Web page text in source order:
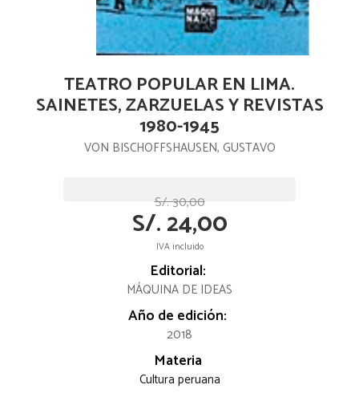
TEATRO POPULAR EN LIMA.
SAINETES, ZARZUELAS Y REVISTAS
1980-1945
VON BISCHOFFSHAUSEN, GUSTAVO
S/. 30,00
S/. 24,00
IVA incluido
Editorial:
MÁQUINA DE IDEAS
Año de edición:
2018
Materia
Cultura peruana